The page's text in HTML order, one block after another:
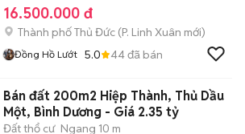
16.500.000 đ
Thành phố Thủ Đức (P. Linh Xuân mới)
Đồng Hồ Lướt 5.0 44đã bán
Bán đất 200m2 Hiệp Thành, Thủ Dầu
Một, Bình Dương - Giá 2.35 tỷ
Đất thổ cư Ngang 10 m